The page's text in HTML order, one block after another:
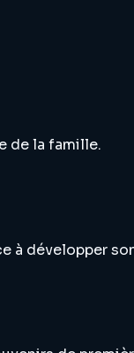
de la famille.
à développer